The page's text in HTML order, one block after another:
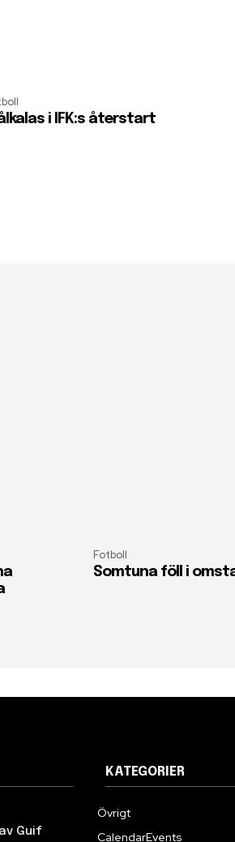
i IFK:s återstart
Fotboll
Somtuna föll i
Guif
KATEGORIER
Övrigt
CalendarEvents